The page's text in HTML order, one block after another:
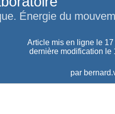
Énergie du
Article mis en ligne le
dernière modification le
par